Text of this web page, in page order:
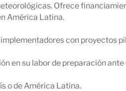
Ofrece
América Latina.
con proyectos
en su labor de preparación
o de América Latina.